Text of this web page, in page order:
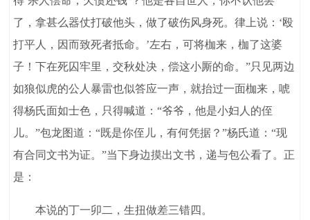
了，拿甚么器仗打破他头，做了破伤风身死。律上说：‘殴
打平人，因而致死者抵命。’左右，可将枷来，枷了这婆
子！下在死囚牢里，交秋处决，偿这小厮的命。”只见两边
如狼似虎的公人暴雷也似答应一声，就抬过一面枷来，唬
得杨氏面如士色，只得喊道：“爷爷，他是小妇人的侄
儿。”包龙图道：“既是你侄儿，有何凭据？”杨氏道：“现
有合同文书为证。”当下身边摸出文书，递与包公看了。正
是：
本说的丁一卯二，生扭做差三错四。